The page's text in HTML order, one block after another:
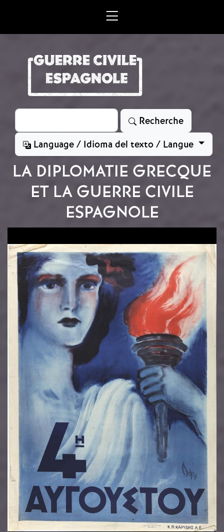
Rechercher
Recherche
Language / Idioma del texto / Langue
LA DIPLOMATIE GRECQUE
ET LA GUERRE CIVILE
ESPAGNOLE